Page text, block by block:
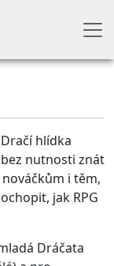
hlídka
nutnosti znát
i těm,
jak RPG
Dráčata